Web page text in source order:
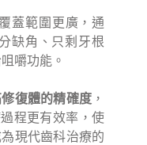
蓋範圍更廣，通
缺角、只剩牙根
嚼功能。
復體的精確度 ，
過程更有效率，使
現代齒科治療的